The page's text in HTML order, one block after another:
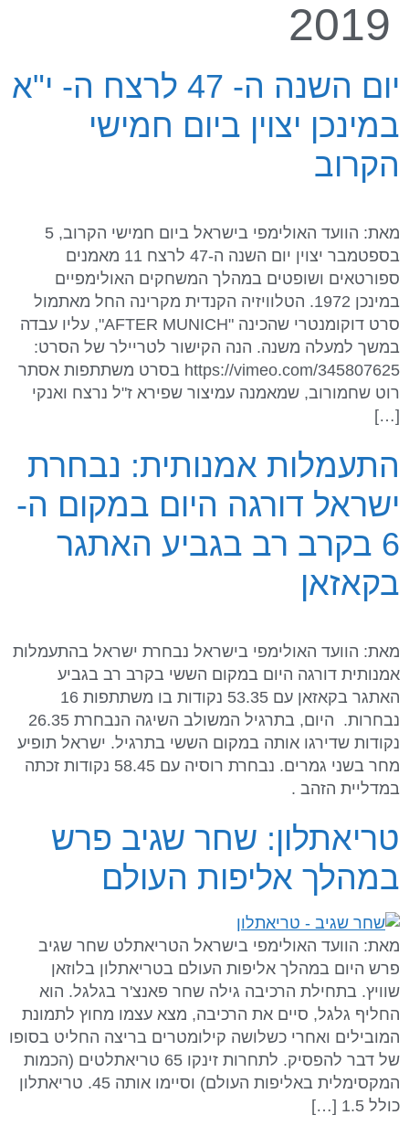
2019
יום השנה ה- 47 לרצח ה- י"א
במינכן יצוין ביום חמישי
הקרוב
מאת: הוועד האולימפי בישראל ביום חמישי הקרוב, 5
בספטמבר יצוין יום השנה ה-47 לרצח 11 מאמנים
ספורטאים ושופטים במהלך המשחקים האולימפיים
במינכן 1972. הטלוויזיה הקנדית מקרינה החל מאתמול
סרט דוקומנטרי שהכינה "AFTER MUNICH", עליו עבדה
במשך למעלה משנה. הנה הקישור לטריילר של הסרט:
https://vimeo.com/345807625 בסרט משתתפות אסתר
רוט שחמורוב, שמאמנה עמיצור שפירא ז"ל נרצח ואנקי
[…]
התעמלות אמנותית: נבחרת
ישראל דורגה היום במקום ה-
6 בקרב רב בגביע האתגר
בקאזאן
מאת: הוועד האולימפי בישראל נבחרת ישראל בהתעמלות
אמנותית דורגה היום במקום הששי בקרב רב בגביע
האתגר בקאזאן עם 53.35 נקודות בו משתתפות 16
נבחרות. היום, בתרגיל המשולב השיגה הנבחרת 26.35
נקודות שדירגו אותה במקום הששי בתרגיל. ישראל תופיע
מחר בשני גמרים. נבחרת רוסיה עם 58.45 נקודות זכתה
במדליית הזהב .
טריאתלון: שחר שגיב פרש
במהלך אליפות העולם
מאת: הוועד האולימפי בישראל הטריאתלט שחר שגיב
פרש היום במהלך אליפות העולם בטריאתלון בלוזאן
שוויץ. בתחילת הרכיבה גילה שחר פאנצ'ר בגלגל. הוא
החליף גלגל, סיים את הרכיבה, מצא עצמו מחוץ לתמונת
המובילים ואחרי כשלושה קילומטרים בריצה החליט בסופו
של דבר להפסיק. לתחרות זינקו 65 טריאתלטים (הכמות
המקסימלית באליפות העולם) וסיימו אותה 45. טריאתלון
כולל 1.5 […]